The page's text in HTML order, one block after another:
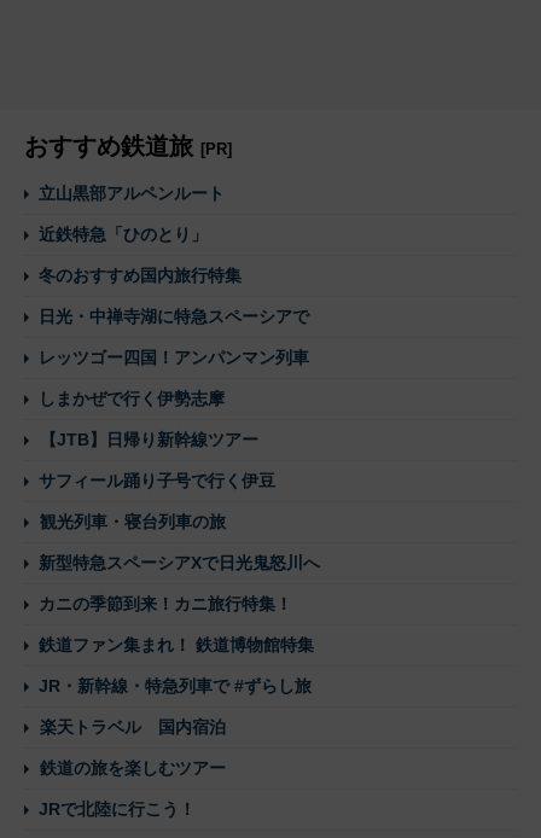
おすすめ鉄道旅 [PR]
立山黒部アルペンルート
近鉄特急「ひのとり」
冬のおすすめ国内旅行特集
日光・中禅寺湖に特急スペーシアで
レッツゴー四国！アンパンマン列車
しまかぜで行く伊勢志摩
【JTB】日帰り新幹線ツアー
サフィール踊り子号で行く伊豆
観光列車・寝台列車の旅
新型特急スペーシアXで日光鬼怒川へ
カニの季節到来！カニ旅行特集！
鉄道ファン集まれ！ 鉄道博物館特集
JR・新幹線・特急列車で #ずらし旅
楽天トラベル 国内宿泊
鉄道の旅を楽しむツアー
JRで北陸に行こう！